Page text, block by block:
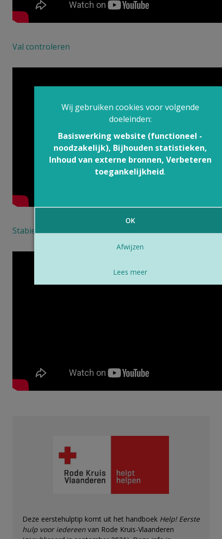
Val controleren
Stabiele zijligging
Deze eerstehulptip komt uit het handboek Help! Eerste
hulp voor iedereen van Rode Kruis-Vlaanderen
Wij gebruiken cookies voor volgende
doeleinden:
Basiswerking website (functioneel -
noodzakelijk), Bijhouden statistieken,
Inhoud van externe bronnen, Verbeteren
toegankelijkheid.
OK
Afwijzen
Lees meer